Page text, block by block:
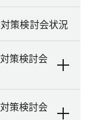
策検討会状況
策検討会
策検討会